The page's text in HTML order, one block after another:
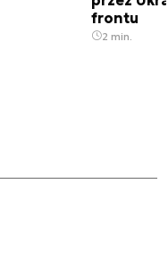
frontu
2 min.